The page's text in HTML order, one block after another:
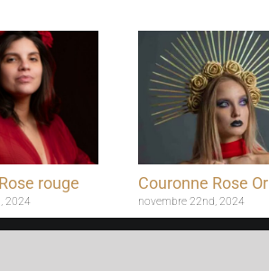
rouge
2024
Couronne Rose Or
novembre 22nd, 2024